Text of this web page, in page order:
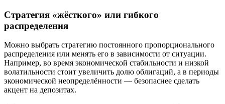
Стратегия «жёсткого» или гибкого
распределения
Можно выбрать стратегию постоянного пропорционального
распределения или менять его в зависимости от ситуации.
Например, во время экономической стабильности и низкой
волатильности стоит увеличить долю облигаций, а в периоды
экономической неопределённости — безопаснее сделать
акцент на депозитах.